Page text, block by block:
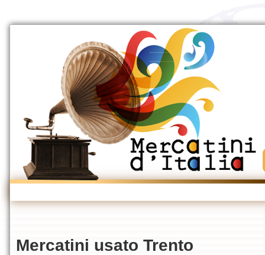
Mercatini usato Trento